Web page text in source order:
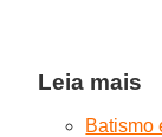
Leia mais
Batismo